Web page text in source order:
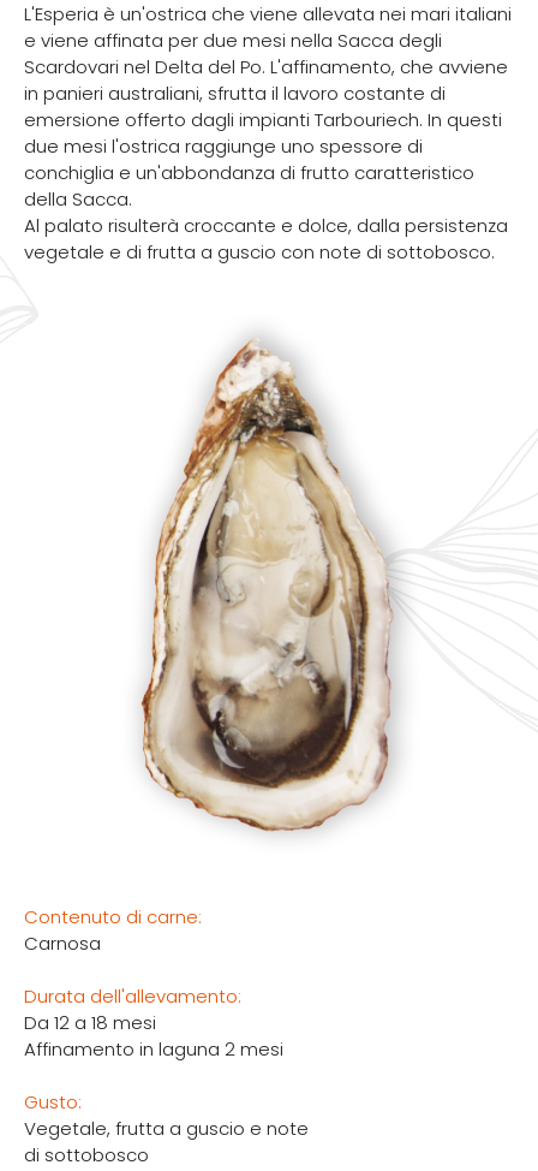
L'Esperia è un'ostrica che viene allevata nei mari italiani
e viene affinata per due mesi nella Sacca degli
Scardovari nel Delta del Po. L'affinamento, che avviene
in panieri australiani, sfrutta il lavoro costante di
emersione offerto dagli impianti Tarbouriech. In questi
due mesi l'ostrica raggiunge uno spessore di
conchiglia e un'abbondanza di frutto caratteristico
della Sacca.
Al palato risulterà croccante e dolce, dalla persistenza
vegetale e di frutta a guscio con note di sottobosco.
Contenuto di carne:
Carnosa
Durata dell'allevamento:
Da 12 a 18 mesi
Affinamento in laguna 2 mesi
Gusto:
Vegetale, frutta a guscio e note
di sottobosco